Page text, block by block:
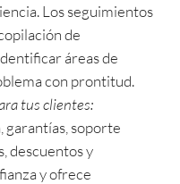
Los seguimientos
de
áreas de
con prontitud.
tus clientes:
garantías, soporte
descuentos y
y ofrece